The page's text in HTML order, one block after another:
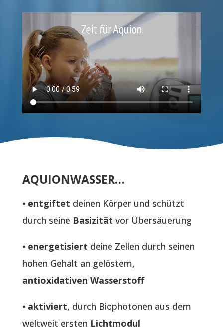
P
L
Z
)
*
AQUIONWASSER…
⦁ entgiftet deinen Körper und schützt
durch seine Basizität vor Übersäuerung
⦁ energetisiert deine Zellen durch seinen
hohen Gehalt an gelöstem,
antioxidativen Wasserstoff
⦁ aktiviert, durch Biophotonen aus dem
weltweit ersten Lichtmodul